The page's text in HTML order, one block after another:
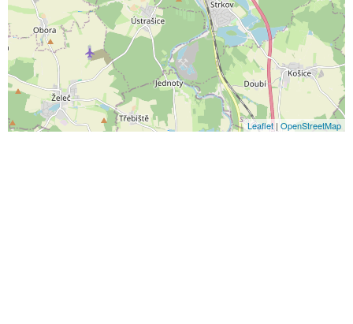
Leaflet | OpenStreetMap